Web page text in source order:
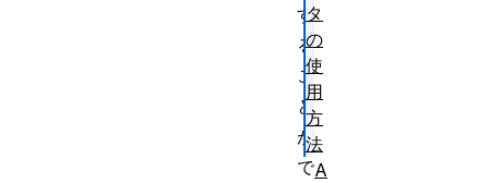
す
る
こ
と
が
で
タ
の
使
用
方
法
A